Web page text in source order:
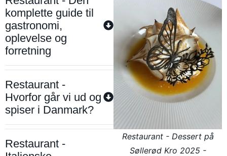
komplette guide til
gastronomi,
oplevelse og
forretning
Restaurant -
Hvorfor går vi ud og
spiser i Danmark?
Restaurant -
Restaurant - Dessert på
Søllerød Kro 2025 -